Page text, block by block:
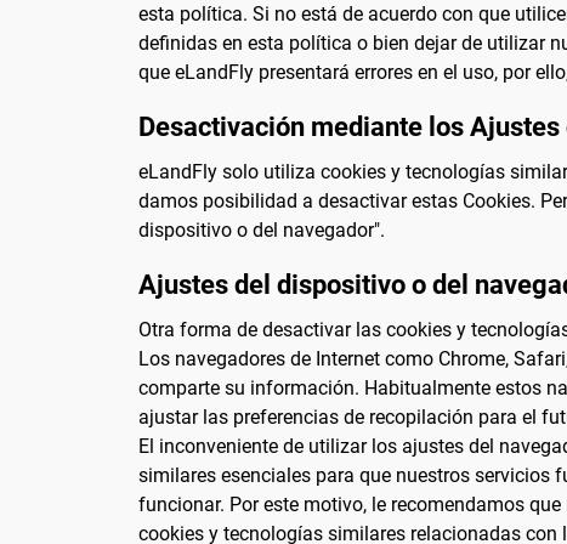
esta política. Si no está de acuerdo con que
definidas en esta política o bien dejar de utilizar
que eLandFly presentará errores en el uso, por
Desactivación mediante los
eLandFly solo utiliza cookies y tecnologías
damos posibilidad a desactivar estas Cookies.
dispositivo o del navegador".
Ajustes del dispositivo o del
Otra forma de desactivar las cookies y
Los navegadores de Internet como Chrome,
comparte su información. Habitualmente estos
ajustar las preferencias de recopilación para el
El inconveniente de utilizar los ajustes del
similares esenciales para que nuestros servicios
funcionar. Por este motivo, le recomendamos
cookies y tecnologías similares relacionadas con